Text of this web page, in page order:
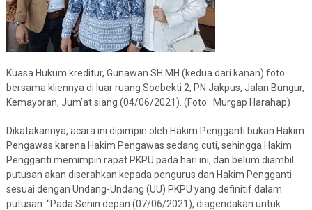
Kuasa Hukum kreditur, Gunawan SH MH (kedua dari kanan) foto
bersama kliennya di luar ruang Soebekti 2, PN Jakpus, Jalan Bungur,
Kemayoran, Jum’at siang (04/06/2021). (Foto : Murgap Harahap)
Dikatakannya, acara ini dipimpin oleh Hakim Pengganti bukan Hakim
Pengawas karena Hakim Pengawas sedang cuti, sehingga Hakim
Pengganti memimpin rapat PKPU pada hari ini, dan belum diambil
putusan akan diserahkan kepada pengurus dan Hakim Pengganti
sesuai dengan Undang-Undang (UU) PKPU yang definitif dalam
putusan. “Pada Senin depan (07/06/2021), diagendakan untuk